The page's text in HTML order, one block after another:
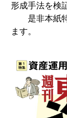
形成手法を検
是非本紙特
ます。